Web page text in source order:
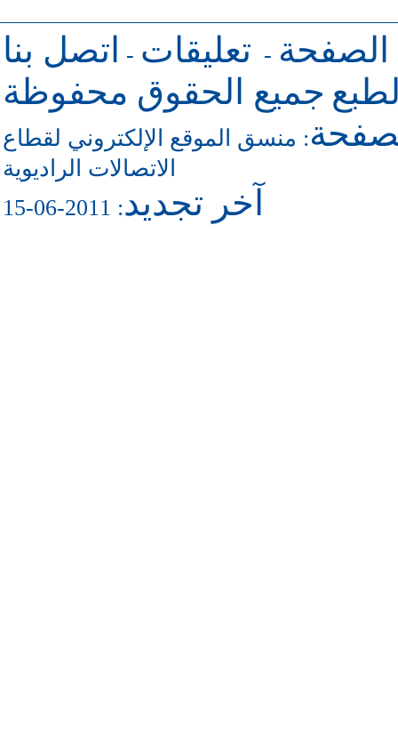
الصفحة - تعليقات -
اتصل بنا
جميع الحقوق محفوظة
: منسق الموقع الإلكتروني لقطاع
الاتصالات الراديوية
آخر تجديد: 2011-06-15